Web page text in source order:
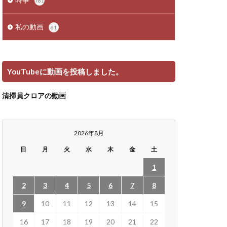
私の動画 61
YouTubeに動画を投稿しました。
清掃員クロアの動画
2026年8月
日 月 火 水 木 金 土
1
2 3 4 5 6 7 8
9 10 11 12 13 14 15
16 17 18 19 20 21 22